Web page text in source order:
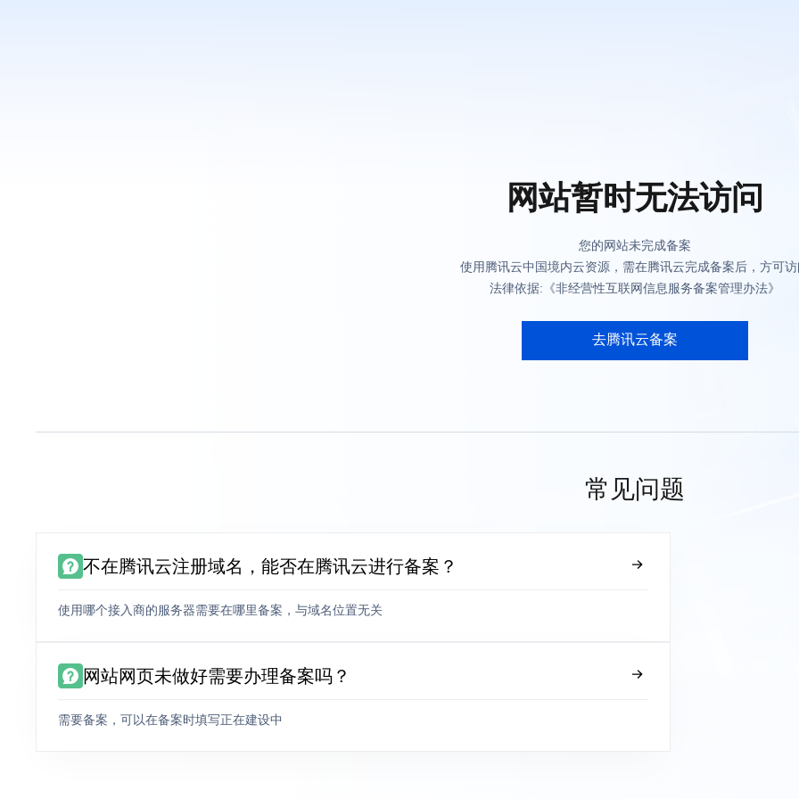
网站暂时无法访问
您的网站未完成备案
使用腾讯云中国境内云资源，需在腾讯云完成备案后，方可
法律依据:《非经营性互联网信息服务备案管理办法》
去腾讯云备案
常见问题
不在腾讯云注册域名，能否在腾讯云进行备案？
使用哪个接入商的服务器需要在哪里备案，与域名位置无关
网站网页未做好需要办理备案吗？
需要备案，可以在备案时填写正在建设中